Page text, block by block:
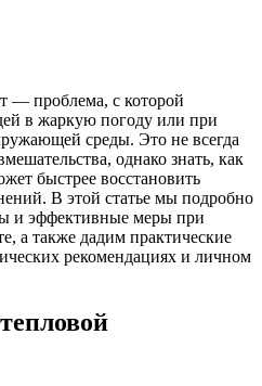
— проблема, с которой
в жаркую погоду или при
среды. Это не всегда
однако знать, как
быстрее восстановить
В этой статье мы подробно
и эффективные меры при
а также дадим практические
рекомендациях и личном